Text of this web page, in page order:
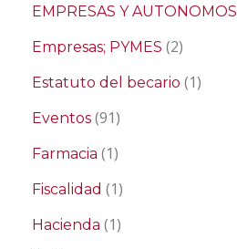
EMPRESAS Y AUTONOMOS
Empresas; PYMES (2)
Estatuto del becario (1)
Eventos (91)
Farmacia (1)
Fiscalidad (1)
Hacienda (1)